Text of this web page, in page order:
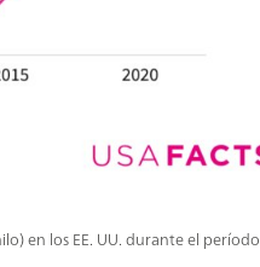
en los EE. UU. durante el período